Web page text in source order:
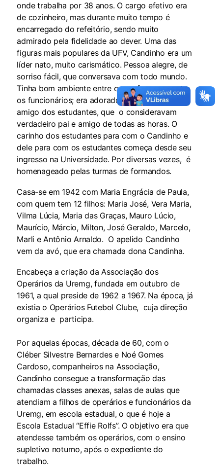
onde trabalha por 38 anos. O cargo efetivo era
de cozinheiro, mas durante muito tempo é
encarregado do refeitório, sendo muito
admirado pela fidelidade ao dever. Uma das
figuras mais populares da UFV, Candinho era um
líder nato, muito carismático. Pessoa alegre, de
sorriso fácil, que conversava com todo mundo.
Tinha bom ambiente entre os professores, entre
os funcionários; era adorado pelos operários,
amigo dos estudantes, que o consideravam
verdadeiro pai e amigo de todas as horas. O
carinho dos estudantes para com o Candinho e
dele para com os estudantes começa desde seu
ingresso na Universidade. Por diversas vezes, é
homenageado pelas turmas de formandos.
Casa-se em 1942 com Maria Engrácia de Paula,
com quem tem 12 filhos: Maria José, Vera Maria,
Vilma Lúcia, Maria das Graças, Mauro Lúcio,
Maurício, Márcio, Milton, José Geraldo, Marcelo,
Marli e Antônio Arnaldo. O apelido Candinho
vem da avó, que era chamada dona Candinha.
Encabeça a criação da Associação dos
Operários da Uremg, fundada em outubro de
1961, a qual preside de 1962 a 1967. Na época, já
existia o Operários Futebol Clube, cuja direção
organiza e participa.
Por aquelas épocas, década de 60, com o
Cléber Silvestre Bernardes e Noé Gomes
Cardoso, companheiros na Associação,
Candinho consegue a transformação das
chamadas classes anexas, salas de aulas que
atendiam a filhos de operários e funcionários da
Uremg, em escola estadual, o que é hoje a
Escola Estadual “Effie Rolfs”. O objetivo era que
atendesse também os operários, com o ensino
supletivo noturno, após o expediente do
trabalho.